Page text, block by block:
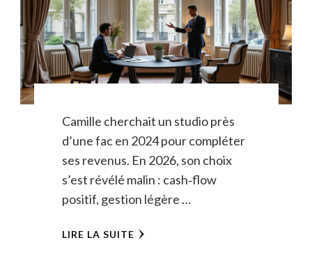
Camille cherchait un studio près
d’une fac en 2024 pour compléter
ses revenus. En 2026, son choix
s’est révélé malin : cash‑flow
positif, gestion légère …
LIRE LA SUITE